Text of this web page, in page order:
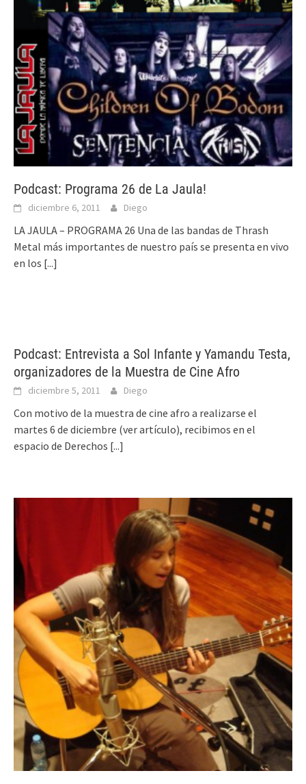
Podcast: Programa 26 de La Jaula!
diciembre 6, 2011 Diego
LA JAULA – PROGRAMA 26 Una de las bandas de Thrash
Metal más importantes de nuestro país se presenta en vivo
en los [...]
Podcast: Entrevista a Sol Infante y Yamandu Testa,
organizadores de la Muestra de Cine Afro
diciembre 5, 2011 Diego
Con motivo de la muestra de cine afro a realizarse el
martes 6 de diciembre (ver artículo), recibimos en el
espacio de Derechos [...]